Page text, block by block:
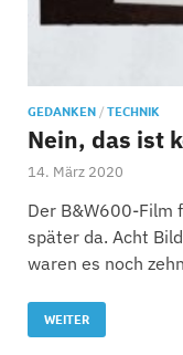
GEDANKEN / TECHNIK
Nein, das ist
14. März 2020
Der B&W600-Film
später da. Acht
waren es noch
WEITER